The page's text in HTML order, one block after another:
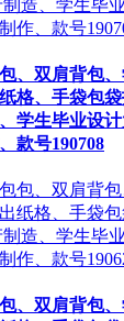
、双肩背包
格、手袋包
学生毕业设
款号190708
、双肩背包